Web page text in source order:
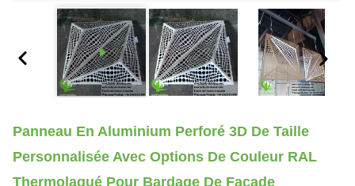
Panneau En Aluminium Perforé 3D De Taille
Personnalisée Avec Options De Couleur RAL
Thermolaqué Pour Bardage De Façade